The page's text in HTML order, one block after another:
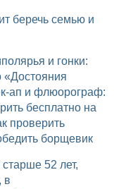
«Достояния
ап и флюорограф:
бесплатно на
проверить
борщевик
в